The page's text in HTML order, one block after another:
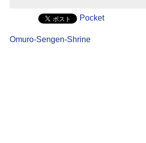
Pocket
Omuro-Sengen-Shrine